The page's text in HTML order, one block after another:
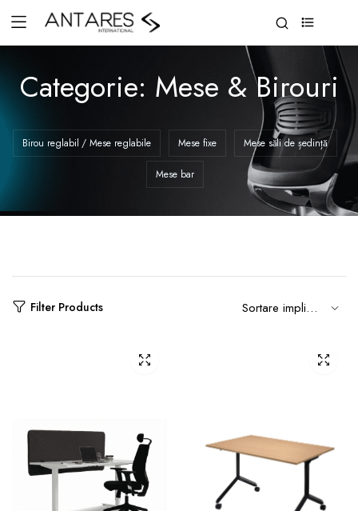
Categorie: Mese & Birouri
Birou reglabil / Mese reglabile Mese fixe Mese săli de ședință
Mese bar
Filter Products